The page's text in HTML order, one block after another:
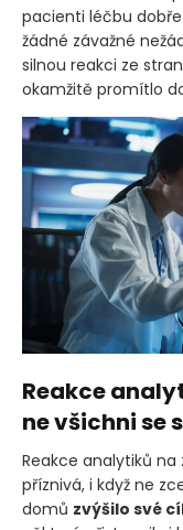
pacienti léčbu
žádné závažné
silnou reakci ze
okamžitě promítlo
Reakce
ne všichni se
Reakce analytiků
příznivá, i když ne
domů zvýšilo své